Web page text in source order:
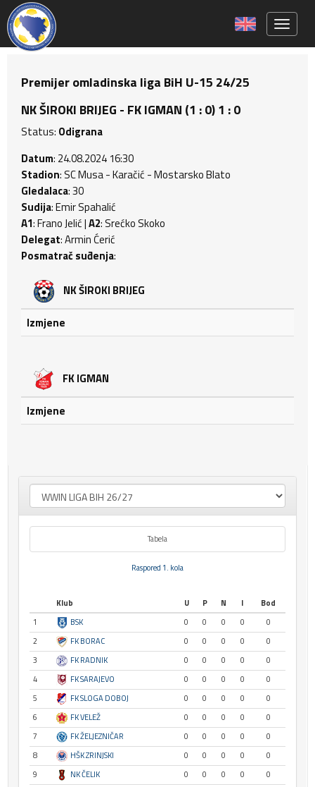
Premijer omladinska liga BiH U-15 24/25
NK ŠIROKI BRIJEG - FK IGMAN (1 : 0) 1 : 0
Status: Odigrana
Datum: 24.08.2024 16:30
Stadion: SC Musa - Karačić - Mostarsko Blato
Gledalaca: 30
Sudija: Emir Spahalić
A1: Frano Jelić |A2: Srećko Skoko
Delegat: Armin Ćerić
Posmatrač suđenja:
NK ŠIROKI BRIJEG
Izmjene
FK IGMAN
Izmjene
Tabela
Raspored 1. kola
Klub U P N I
Bod
1
BSK 0 0 0 0
0
2
FK BORAC 0 0 0 0
0
3
FK RADNIK 0 0 0 0
0
4
FK SARAJEVO 0 0 0 0
0
5
FK SLOGA DOBOJ 0 0 0 0
0
6
FK VELEŽ 0 0 0 0
0
7
FK ŽELJEZNIČAR 0 0 0 0
0
8
HŠK ZRINJSKI 0 0 0 0
0
9
NK ČELIK 0 0 0 0
0